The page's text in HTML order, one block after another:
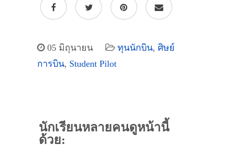
05 มิถุนายน ทุนนักบิน, ศิษย์
การบิน, Student Pilot
นักเรียนหลายคนดูหน้านี้
ด้วย: